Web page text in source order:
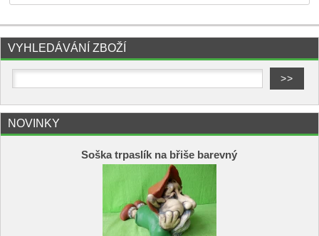
VYHLEDÁVÁNÍ ZBOŽÍ
NOVINKY
Soška trpaslík na břiše barevný